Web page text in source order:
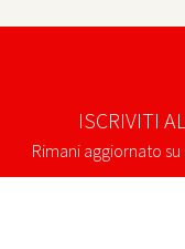
ISCRIVITI
Rimani aggiornato